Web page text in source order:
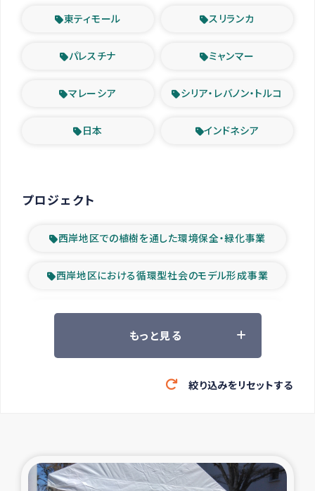
東ティモール スリランカ
パレスチナ ミャンマー
マレーシア シリア・レバノン・トルコ
日本 インドネシア
プロジェクト
西岸地区での植樹を通した環境保全・緑化事業
西岸地区における循環型社会のモデル形成事業
ツアー参加者の声
緊急救援の時代
東ティモール豪雨緊急支援
もっと見る
絞り込みをリセットする